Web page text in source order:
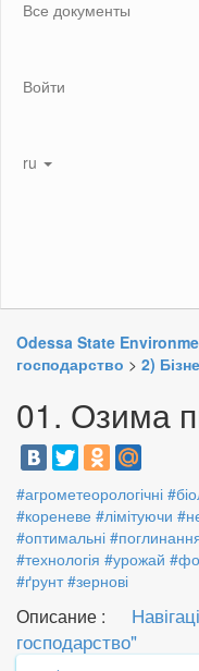
Все документы
Войти
ru
Odessa State
господарство > 2)
01. Озима
#агрометеорологічні
#кореневе #лімітуючи
#оптимальні
#технологія #урожай
#ґрунт #зернові
Описание :
господарство"